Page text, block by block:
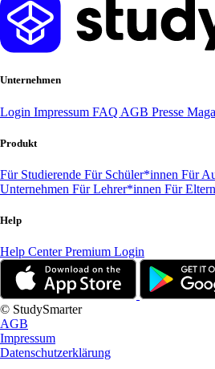
Unternehmen
Login Impressum FAQ AGB Presse
Produkt
Für Studierende Für Schüler*innen Für
Unternehmen Für Lehrer*innen Für Eltern
Help
Help CenterPremium Login
© StudySmarter
AGB
Impressum
Datenschutzerklärung